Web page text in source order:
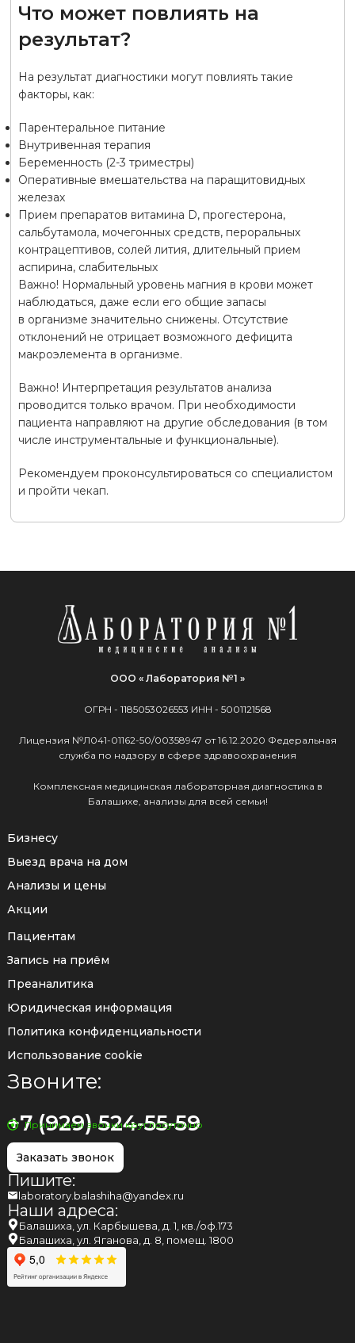
Что может повлиять на
результат?
На результат диагностики могут повлиять такие
факторы, как:
Парентеральное питание
Внутривенная терапия
Беременность (2-3 триместры)
Оперативные вмешательства на паращитовидных
железах
Прием препаратов витамина D, прогестерона,
сальбутамола, мочегонных средств, пероральных
контрацептивов, солей лития, длительный прием
аспирина, слабительных
Важно! Нормальный уровень магния в крови может
наблюдаться, даже если его общие запасы
в организме значительно снижены. Отсутствие
отклонений не отрицает возможного дефицита
макроэлемента в организме.
Важно! Интерпретация результатов анализа
проводится только врачом. При необходимости
пациента направляют на другие обследования (в том
числе инструментальные и функциональные).
Рекомендуем проконсультироваться со специалистом
и пройти чекап.
ООО « Лаборатория №1 »
ОГРН - 1185053026553 ИНН - 5001121568
Лицензия №Л041-01162-50/00358947 от 16.12.2020 Федеральная
служба по надзору в сфере здравоохранения
Комплексная медицинская лабораторная диагностика в
Балашихе, анализы для всей семьи!
Бизнесу
Выезд врача на дом
Анализы и цены
Акции
Пациентам
Запись на приём
Преаналитика
Юридическая информация
Политика конфиденциальности
Использование cookie
Звоните:
+7 (929) 524-55-59
Принимаем звонки круглосуточно
Заказать звонок
Пишите:
laboratory.balashiha@yandex.ru
Наши адреса:
Балашиха, ул. Карбышева, д. 1, кв./оф.173
Балашиха, ул. Яганова, д. 8, помещ. 1800